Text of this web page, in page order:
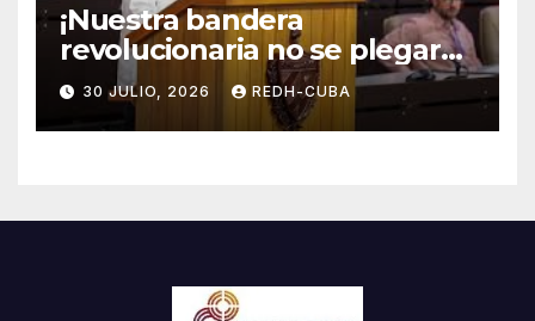
¡Nuestra bandera
revolucionaria no se plegará
jamás! Por Bruno Rodríguez
Parrilla
30 JULIO, 2026 REDH-CUBA